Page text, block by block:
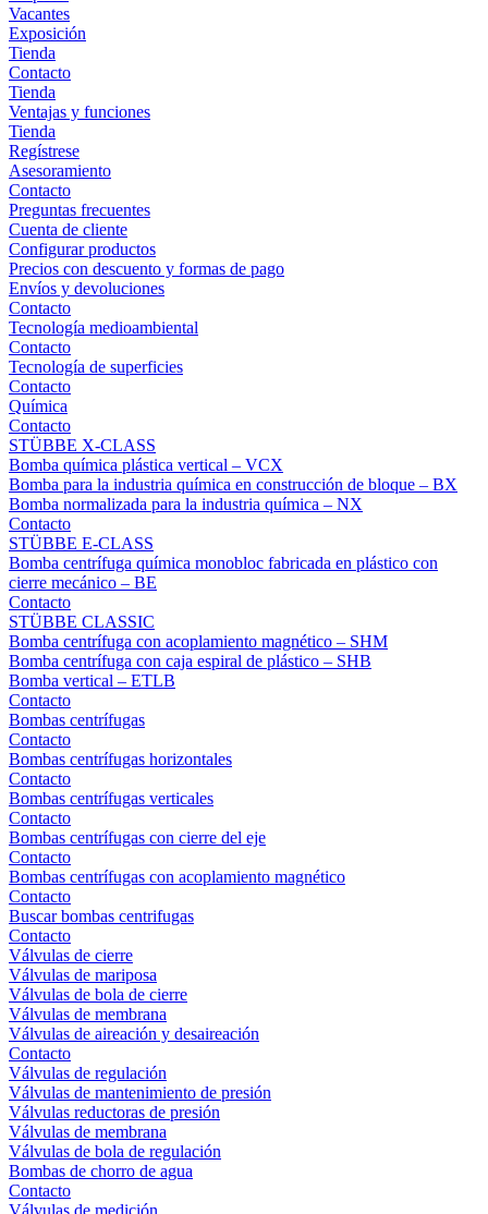
Vacantes
Exposición
Tienda
Contacto
Tienda
Ventajas y funciones
Tienda
Regístrese
Asesoramiento
Contacto
Preguntas frecuentes
Cuenta de cliente
Configurar productos
Precios con descuento y formas de pago
Envíos y devoluciones
Contacto
Tecnología medioambiental
Contacto
Tecnología de superficies
Contacto
Química
Contacto
STÜBBE X-CLASS
Bomba química plástica vertical – VCX
Bomba para la industria química en construcción de bloque – BX
Bomba normalizada para la industria química – NX
Contacto
STÜBBE E-CLASS
Bomba centrífuga química monobloc fabricada en plástico con
cierre mecánico – BE
Contacto
STÜBBE CLASSIC
Bomba centrífuga con acoplamiento magnético – SHM
Bomba centrífuga con caja espiral de plástico – SHB
Bomba vertical – ETLB
Contacto
Bombas centrífugas
Contacto
Bombas centrífugas horizontales
Contacto
Bombas centrífugas verticales
Contacto
Bombas centrífugas con cierre del eje
Contacto
Bombas centrífugas con acoplamiento magnético
Contacto
Buscar bombas centrifugas
Contacto
Válvulas de cierre
Válvulas de mariposa
Válvulas de bola de cierre
Válvulas de membrana
Válvulas de aireación y desaireación
Contacto
Válvulas de regulación
Válvulas de mantenimiento de presión
Válvulas reductoras de presión
Válvulas de membrana
Válvulas de bola de regulación
Bombas de chorro de agua
Contacto